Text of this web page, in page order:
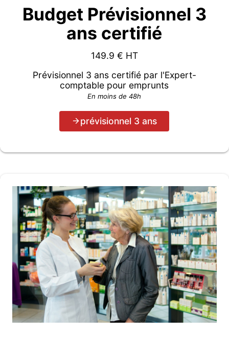
Budget Prévisionnel 3
ans certifié
149.9 € HT
Prévisionnel 3 ans certifié par l'Expert-
comptable pour emprunts
En moins de 48h
prévisionnel 3 ans